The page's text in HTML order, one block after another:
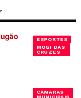
ESPORTES
MOGI DAS
CRUZES
CÂMARAS
MUNICIPAIS